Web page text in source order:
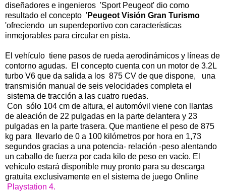
diseñadores e ingenieros 'Sport Peugeot' dio como
resultado el concepto 'Peugeot Visión Gran Turismo
'ofreciendo un superdeportivo con características
inmejorables para circular en pista.
El vehículo tiene pasos de rueda aerodinámicos y líneas de
contorno agudas. El concepto cuenta con un motor de 3.2L
turbo V6 que da salida a los 875 CV de que dispone, una
transmisión manual de seis velocidades completa el
sistema de tracción a las cuatro ruedas.
Con sólo 104 cm de altura, el automóvil viene con llantas
de aleación de 22 pulgadas en la parte delantera y 23
pulgadas en la parte trasera. Que mantiene el peso de 875
kg para llevarlo de 0 a 100 kilómetros por hora en 1,73
segundos gracias a una potencia- relación -peso alentando
un caballo de fuerza por cada kilo de peso en vacío. El
vehículo estará disponible muy pronto para su descarga
gratuita exclusivamente en el sistema de juego Online
Playstation 4.